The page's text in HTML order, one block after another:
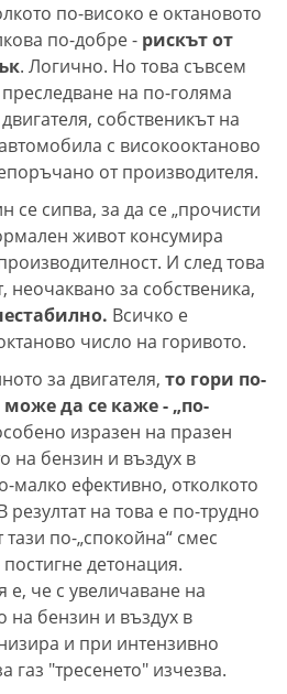
по-високо е октановото
по-добре - рискът от
. Логично. Но това съвсем
на по-голяма
собственикът на
с високооктаново
от производителя.
се сипва, за да се „прочисти
живот консумира
И след това
неочаквано за собственика,
Всичко е
число на горивото.
за двигателя, то гори по-
да се каже - „по-
изразен на празен
на бензин и въздух в
малко ефективно, отколкото
на това е по-трудно
по-„спокойна“ смес
детонация.
е, че с увеличаване на
на бензин и въздух в
и при интензивно
газ "тресенето" изчезва.